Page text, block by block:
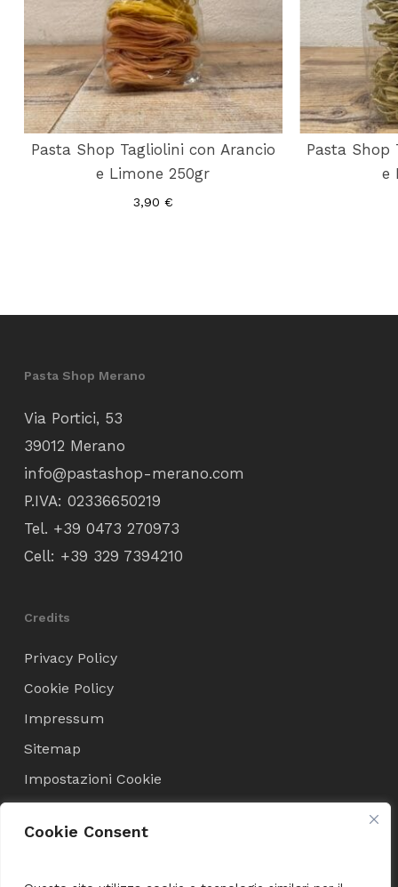
Cookie Consent
Pasta Shop Tagliolini con Arancio
e Limone 250gr
3,90 €
Pasta Shop
e
Pasta Shop Merano
Via Portici, 53
39012 Merano
info@pastashop-merano.com
P.IVA: 02336650219
Tel. +39 0473 270973
Cell: +39 329 7394210
Credits
Privacy Policy
Cookie Policy
Impressum
Sitemap
Impostazioni Cookie
Condizioni di Vendita
Termini e Condizioni